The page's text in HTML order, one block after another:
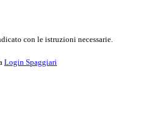
con le istruzioni necessarie.
Login Spaggiari